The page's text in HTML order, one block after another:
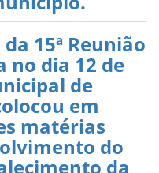
15ª Reunião
no dia 12 de
de
em
matérias
do
da